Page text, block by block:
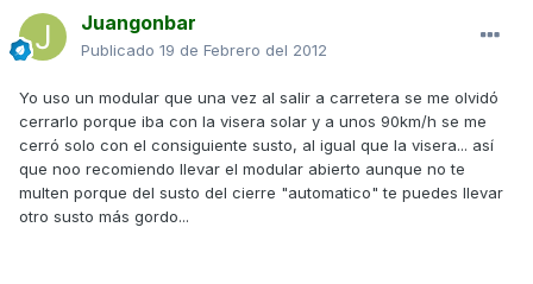
Juangonbar
Publicado 19 de Febrero del 2012
Yo uso un modular que una vez al salir a carretera se me olvidó
cerrarlo porque iba con la visera solar y a unos 90km/h se me
cerró solo con el consiguiente susto, al igual que la visera... así
que noo recomiendo llevar el modular abierto aunque no te
multen porque del susto del cierre "automatico" te puedes llevar
otro susto más gordo...